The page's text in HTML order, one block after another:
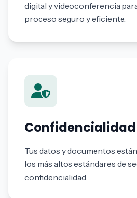
digital y videoconferencia
proceso seguro y eficiente.
Tus datos y documentos
los más altos estándares de
confidencialidad.